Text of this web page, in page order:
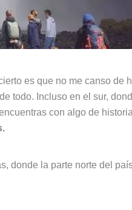
es que no me canso de
todo. Incluso en el sur,
con algo de
donde la parte norte del